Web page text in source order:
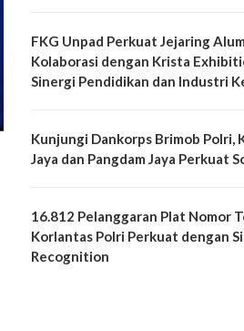
FKG Unpad Perkuat Jejaring
Kolaborasi dengan Krista
Sinergi Pendidikan dan Industri
Kunjungi Dankorps Brimob Polri,
Jaya dan Pangdam Jaya Perkuat
16.812 Pelanggaran Plat Nomor
Korlantas Polri Perkuat dengan
Recognition